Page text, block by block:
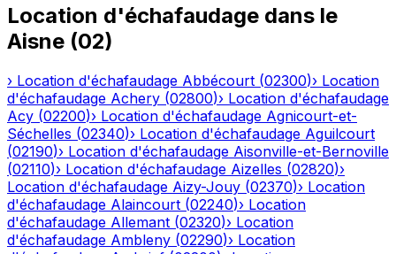
Location d'échafaudage dans le
Aisne (02)
› Location d'échafaudage Abbécourt (02300)› Location
d'échafaudage Achery (02800)› Location d'échafaudage
Acy (02200)› Location d'échafaudage Agnicourt-et-
Séchelles (02340)› Location d'échafaudage Aguilcourt
(02190)› Location d'échafaudage Aisonville-et-Bernoville
(02110)› Location d'échafaudage Aizelles (02820)›
Location d'échafaudage Aizy-Jouy (02370)› Location
d'échafaudage Alaincourt (02240)› Location
d'échafaudage Allemant (02320)› Location
d'échafaudage Ambleny (02290)› Location